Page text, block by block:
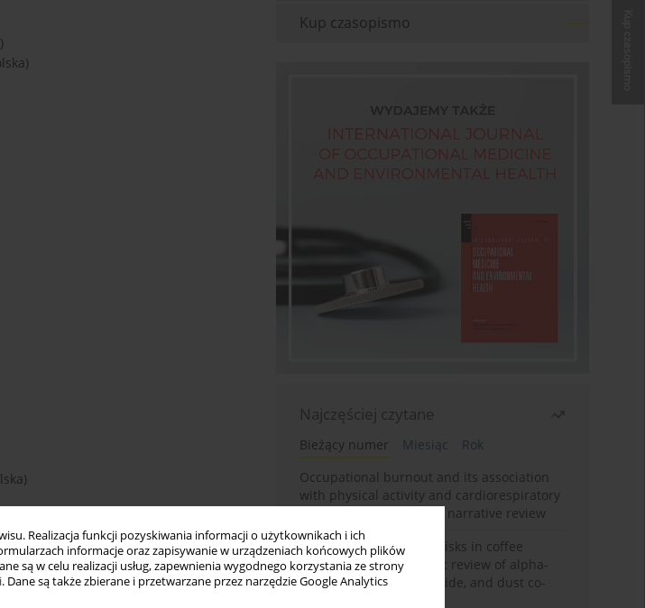
Realizacja funkcji pozyskiwania informacji o użytkownikach i ich
informacje oraz zapisywanie w urządzeniach końcowych plików
są w celu realizacji usług, zapewnienia wygodnego korzystania ze strony
. Dane są także zbierane i przetwarzane przez narzędzie Google Analytics
Kup czasopismo
Najczęściej czytane
Bieżący numer Miesiąc
Rok
Occupational burnout and its association
with physical activity and cardiorespiratory
fitness among nurses: a narrative review
Synergistic respiratory risks in coffee
processing: a systematic review of alpha-
diketone, carbon monoxide, and dust co-